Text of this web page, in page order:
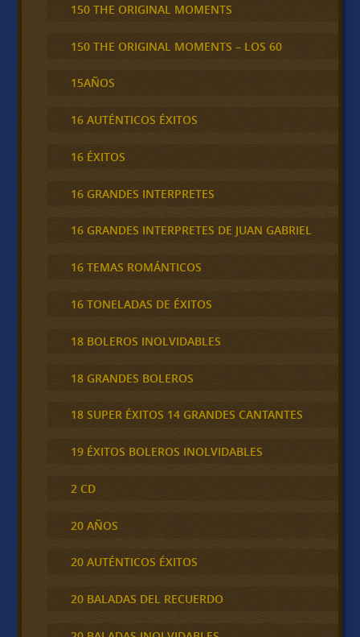
150 THE ORIGINAL MOMENTS
150 THE ORIGINAL MOMENTS – LOS 60
15AÑOS
16 AUTÉNTICOS ÉXITOS
16 ÉXITOS
16 GRANDES INTERPRETES
16 GRANDES INTERPRETES DE JUAN GABRIEL
16 TEMAS ROMÁNTICOS
16 TONELADAS DE ÉXITOS
18 BOLEROS INOLVIDABLES
18 GRANDES BOLEROS
18 SUPER ÉXITOS 14 GRANDES CANTANTES
19 ÉXITOS BOLEROS INOLVIDABLES
2 CD
20 AÑOS
20 AUTÉNTICOS ÉXITOS
20 BALADAS DEL RECUERDO